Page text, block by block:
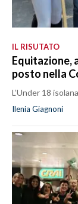
IL RISUTATO
Equitazione,
posto nella
L’Under 18
Ilenia Giagnoni